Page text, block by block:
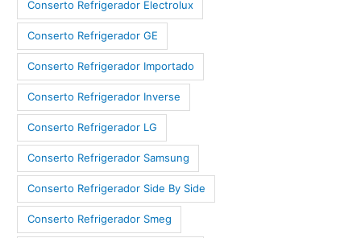
Conserto Refrigerador Electrolux
Conserto Refrigerador GE
Conserto Refrigerador Importado
Conserto Refrigerador Inverse
Conserto Refrigerador LG
Conserto Refrigerador Samsung
Conserto Refrigerador Side By Side
Conserto Refrigerador Smeg